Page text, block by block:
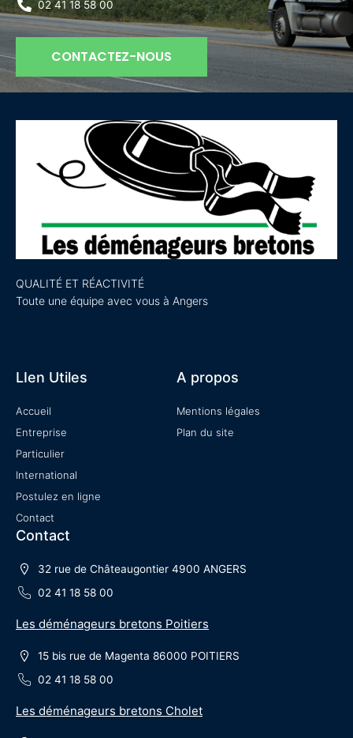
02 41 18 58 00
CONTACTEZ-NOUS
QUALITÉ ET RÉACTIVITÉ
Toute une équipe avec vous à Angers
LIen Utiles
Accueil
Entreprise
Particulier
International
Postulez en ligne
Contact
A propos
Mentions légales
Plan du site
Contact
32 rue de Châteaugontier 4900 ANGERS
02 41 18 58 00
Les déménageurs bretons Poitiers
15 bis rue de Magenta 86000 POITIERS
02 41 18 58 00
Les déménageurs bretons Cholet